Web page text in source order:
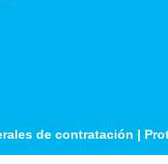
de contratación |